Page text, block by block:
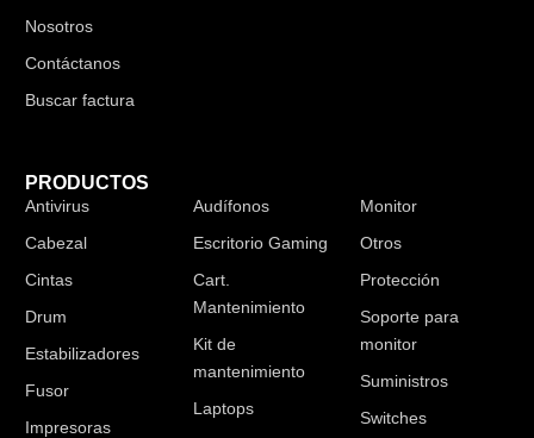
Nosotros
Contáctanos
Buscar factura
PRODUCTOS
Antivirus
Cabezal
Cintas
Drum
Estabilizadores
Fusor
Impresoras
Audífonos
Escritorio Gaming
Cart.
Mantenimiento
Kit de
mantenimiento
Laptops
Monitor
Otros
Protección
Soporte para
monitor
Suministros
Switches